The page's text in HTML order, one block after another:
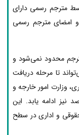
مترجم رسمی دارای
امضای مترجم رسمی
محدود نمی‌شود و
تا مرحله دریافت
وزارت امور خارجه و
نیز ادامه یابد. این
و اداری در سطح